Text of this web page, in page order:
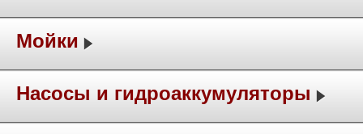
Мойки
Насосы и гидроаккумуляторы